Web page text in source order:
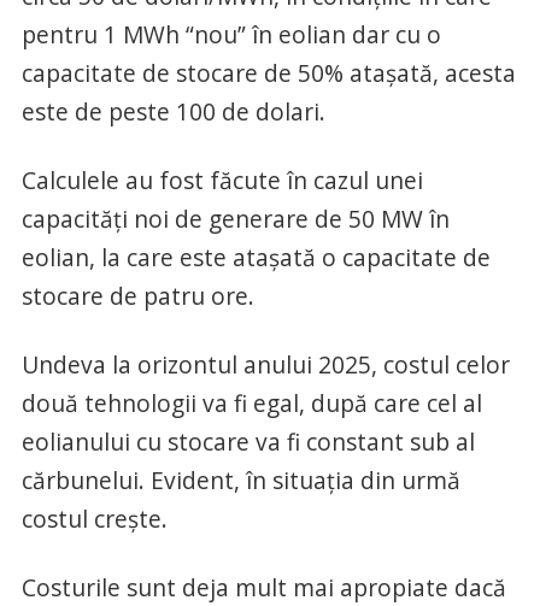
pentru 1 MWh “nou” în eolian dar cu o
capacitate de stocare de 50% ataşată, acesta
este de peste 100 de dolari.
Calculele au fost făcute în cazul unei
capacităţi noi de generare de 50 MW în
eolian, la care este ataşată o capacitate de
stocare de patru ore.
Undeva la orizontul anului 2025, costul celor
două tehnologii va fi egal, după care cel al
eolianului cu stocare va fi constant sub al
cărbunelui. Evident, în situaţia din urmă
costul creşte.
Costurile sunt deja mult mai apropiate dacă